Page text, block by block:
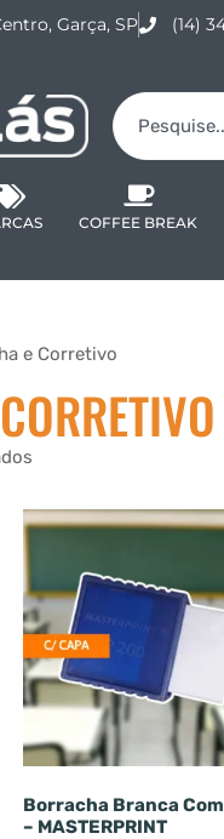
Garça, SP (14)
COFFEE BREAK
e Corretivo
Borracha Branca
– MASTERPRINT